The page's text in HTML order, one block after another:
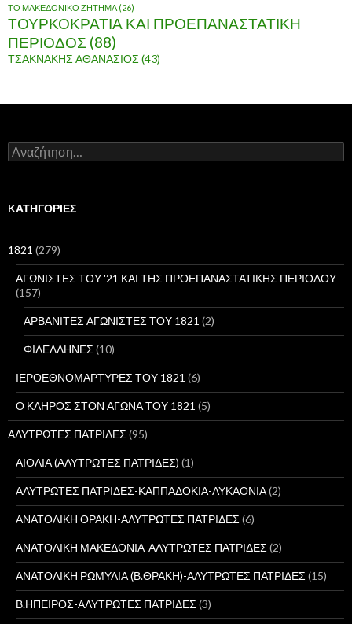
ΤΟ ΜΑΚΕΔΟΝΙΚΟ ΖΗΤΗΜΑ (26)
ΤΟΥΡΚΟΚΡΑΤΙΑ ΚΑΙ ΠΡΟΕΠΑΝΑΣΤΑΤΙΚΗ
ΠΕΡΙΟΔΟΣ (88)
ΤΣΑΚΝΑΚΗΣ ΑΘΑΝΑΣΙΟΣ (43)
Α
ν
ή
σ
KΑΤΗΓΟΡΊΕΣ
1821 (279)
ΑΓΩΝΙΣΤΕΣ ΤΟΥ '21 ΚΑΙ ΤΗΣ ΠΡΟΕΠΑΝΑΣΤΑΤΙΚΗΣ ΠΕΡΙΟΔΟΥ
(157)
ΑΡΒΑΝΙΤΕΣ ΑΓΩΝΙΣΤΕΣ ΤΟΥ 1821 (2)
ΦΙΛΕΛΛΗΝΕΣ (10)
ΙΕΡΟΕΘΝΟΜΑΡΤΥΡΕΣ ΤΟΥ 1821 (6)
Ο ΚΛΗΡΟΣ ΣΤΟΝ ΑΓΩΝΑ ΤΟΥ 1821 (5)
ΑΛΥΤΡΩΤΕΣ ΠΑΤΡΙΔΕΣ (95)
ΑΙΟΛΙΑ (ΑΛΥΤΡΩΤΕΣ ΠΑΤΡΙΔΕΣ) (1)
ΑΛΥΤΡΩΤΕΣ ΠΑΤΡΙΔΕΣ-ΚΑΠΠΑΔΟΚΙΑ-ΛΥΚΑΟΝΙΑ(2)
ΑΝΑΤΟΛΙΚΗ ΘΡΑΚΗ-ΑΛΥΤΡΩΤΕΣ ΠΑΤΡΙΔΕΣ (6)
ΑΝΑΤΟΛΙΚΗ ΜΑΚΕΔΟΝΙΑ-ΑΛΥΤΡΩΤΕΣ ΠΑΤΡΙΔΕΣ (2)
ΑΝΑΤΟΛΙΚΗ ΡΩΜΥΛΙΑ (Β.ΘΡΑΚΗ)-ΑΛΥΤΡΩΤΕΣ ΠΑΤΡΙΔΕΣ (15)
Β.ΗΠΕΙΡΟΣ-ΑΛΥΤΡΩΤΕΣ ΠΑΤΡΙΔΕΣ (3)